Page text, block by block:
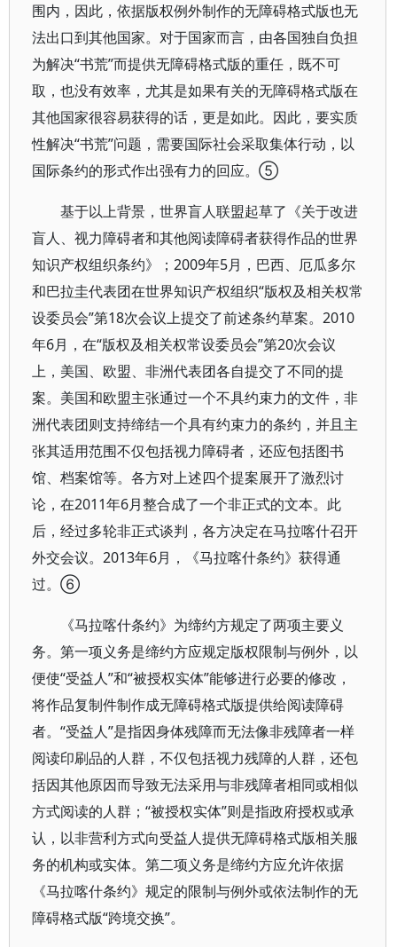
围内，因此，依据版权例外制作的无障碍格式版也无
法出口到其他国家。对于国家而言，由各国独自负担
为解决“书荒”而提供无障碍格式版的重任，既不可
取，也没有效率，尤其是如果有关的无障碍格式版在
其他国家很容易获得的话，更是如此。因此，要实质
性解决“书荒”问题，需要国际社会采取集体行动，以
国际条约的形式作出强有力的回应。⑤
基于以上背景，世界盲人联盟起草了《关于改进
盲人、视力障碍者和其他阅读障碍者获得作品的世界
知识产权组织条约》；2009年5月，巴西、厄瓜多尔
和巴拉圭代表团在世界知识产权组织“版权及相关权常
设委员会”第18次会议上提交了前述条约草案。2010
年6月，在“版权及相关权常设委员会”第20次会议
上，美国、欧盟、非洲代表团各自提交了不同的提
案。美国和欧盟主张通过一个不具约束力的文件，非
洲代表团则支持缔结一个具有约束力的条约，并且主
张其适用范围不仅包括视力障碍者，还应包括图书
馆、档案馆等。各方对上述四个提案展开了激烈讨
论，在2011年6月整合成了一个非正式的文本。此
后，经过多轮非正式谈判，各方决定在马拉喀什召开
外交会议。2013年6月，《马拉喀什条约》获得通
过。⑥
《马拉喀什条约》为缔约方规定了两项主要义
务。第一项义务是缔约方应规定版权限制与例外，以
便使“受益人”和“被授权实体”能够进行必要的修改，
将作品复制件制作成无障碍格式版提供给阅读障碍
者。“受益人”是指因身体残障而无法像非残障者一样
阅读印刷品的人群，不仅包括视力残障的人群，还包
括因其他原因而导致无法采用与非残障者相同或相似
方式阅读的人群；“被授权实体”则是指政府授权或承
认，以非营利方式向受益人提供无障碍格式版相关服
务的机构或实体。第二项义务是缔约方应允许依据
《马拉喀什条约》规定的限制与例外或依法制作的无
障碍格式版“跨境交换”。